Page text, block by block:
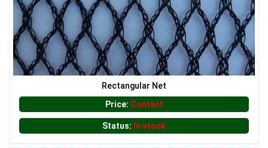
LƯỚI CHẮN CÔN TRÙNG
Rectangular Net
Price: Contact
Status: In stock